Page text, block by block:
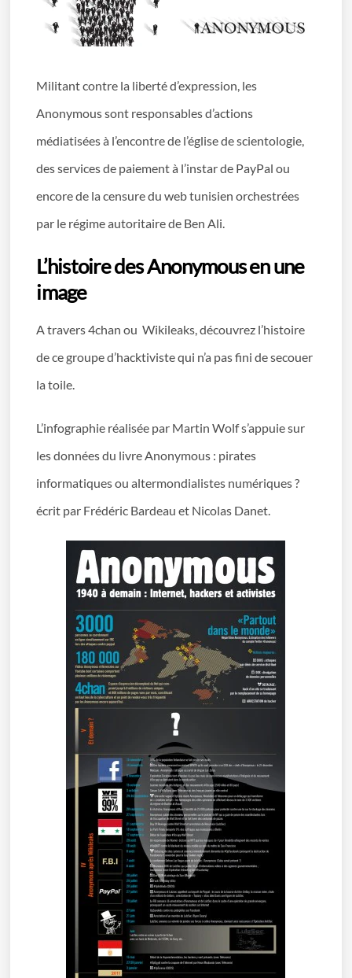
Militant contre la liberté d’expression, les
Anonymous sont responsables d’actions
médiatisées à l’encontre de l’église de scientologie,
des services de paiement à l’instar de PayPal ou
encore de la censure du web tunisien orchestrées
par le régime autoritaire de Ben Ali.
L’histoire des Anonymous en une
image
A travers 4chan ou Wikileaks, découvrez l’histoire
de ce groupe d’hacktiviste qui n’a pas fini de secouer
la toile.
L’infographie réalisée par Martin Wolf s’appuie sur
les données du livre Anonymous : pirates
informatiques ou altermondialistes numériques ?
écrit par Frédéric Bardeau et Nicolas Danet.